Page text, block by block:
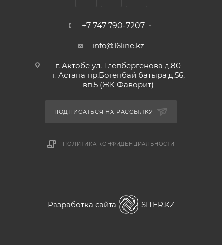
+7 747 790-7207
info@16line.kz
г. Актобе ул. Тлепбергенова д.80
г. Астана пр.Богенбай батыра д.56,
вп.5 (ЖК Фаворит)
ПОДПИСАТЬСЯ НА РАССЫЛКУ
ПОЛИТИКА КОНФИДЕНЦИАЛЬНОСТИ
Разработка сайта SITER.KZ